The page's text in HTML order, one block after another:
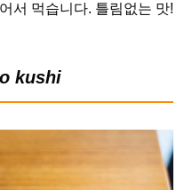
서 먹습니다. 틀림없는 맛!
kushi